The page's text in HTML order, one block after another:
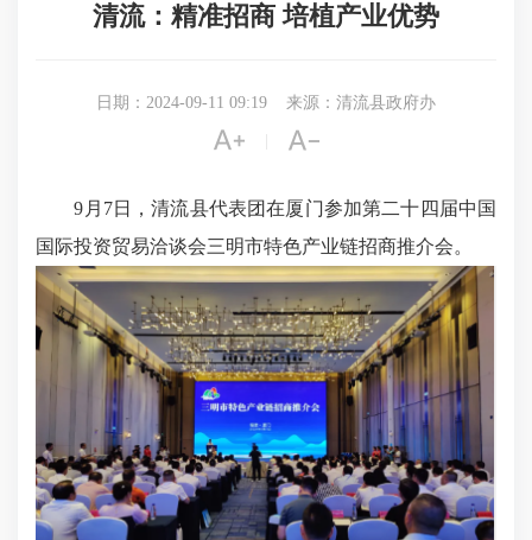
清流：精准招商 培植产业优势
日期：2024-09-11 09:19 来源：清流县政府办
 
9月7日，清流县代表团在厦门参加第二十四届中国
国际投资贸易洽谈会三明市特色产业链招商推介会。